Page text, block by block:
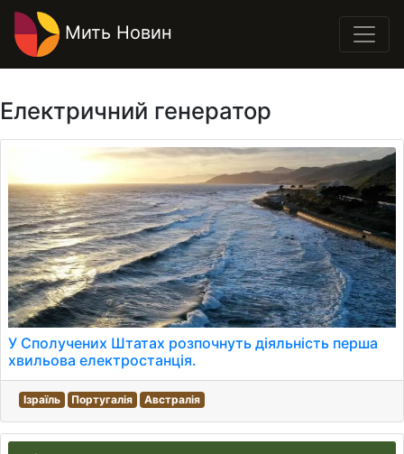
Мить Новин
Електричний генератор
У Сполучених Штатах розпочнуть діяльність перша
хвильова електростанція.
Ізраїль Португалія Австралія